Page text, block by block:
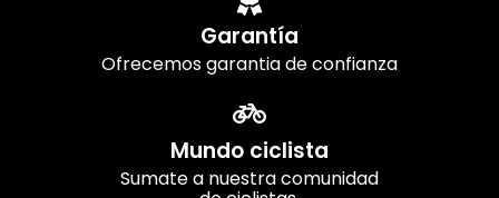
Garantía
Ofrecemos garantia de confianza
Mundo ciclista
Sumate a nuestra comunidad